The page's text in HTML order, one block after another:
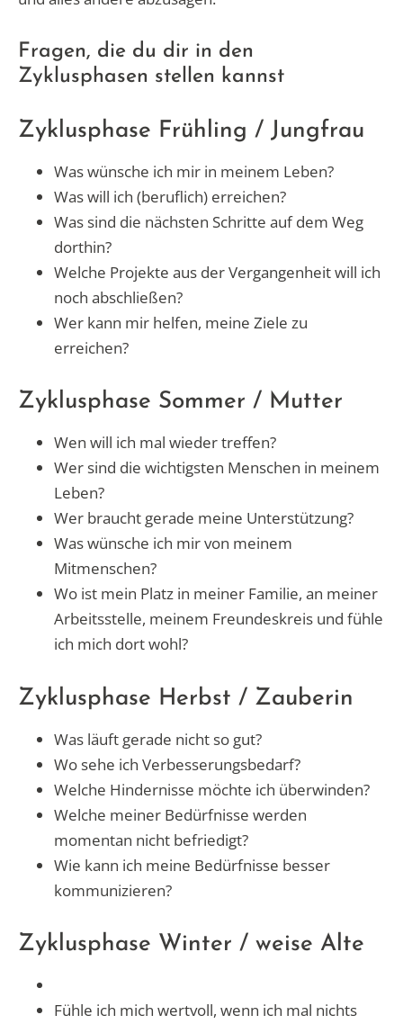
Fragen, die du dir in den
Zyklusphasen stellen kannst
Zyklusphase Frühling / Jungfrau
Was wünsche ich mir in meinem Leben?
Was will ich (beruflich) erreichen?
Was sind die nächsten Schritte auf dem Weg
dorthin?
Welche Projekte aus der Vergangenheit will ich
noch abschließen?
Wer kann mir helfen, meine Ziele zu
erreichen?
Zyklusphase Sommer / Mutter
Wen will ich mal wieder treffen?
Wer sind die wichtigsten Menschen in meinem
Leben?
Wer braucht gerade meine Unterstützung?
Was wünsche ich mir von meinem
Mitmenschen?
Wo ist mein Platz in meiner Familie, an meiner
Arbeitsstelle, meinem Freundeskreis und fühle
ich mich dort wohl?
Zyklusphase Herbst / Zauberin
Was läuft gerade nicht so gut?
Wo sehe ich Verbesserungsbedarf?
Welche Hindernisse möchte ich überwinden?
Welche meiner Bedürfnisse werden
momentan nicht befriedigt?
Wie kann ich meine Bedürfnisse besser
kommunizieren?
Zyklusphase Winter / weise Alte
Fühle ich mich wertvoll, wenn ich mal nichts